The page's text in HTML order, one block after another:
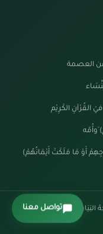
عن العصمة
القُرْآنِ الكَرِيْم
َوأُمّه
أَوْ مَا مَلَكَتْ أَيْمَانُهُمْ)
البَيَانْ فِي كَلَامِ الرَّحْمَنْ
تواصل معنا